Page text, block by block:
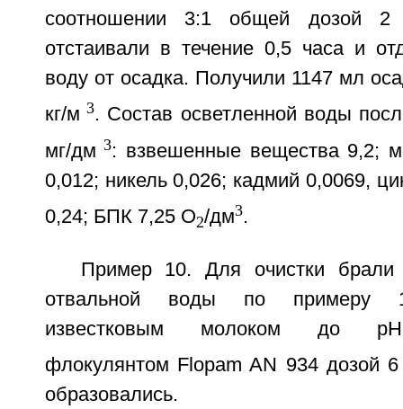
соотношении 3:1 общей дозой 2
отстаивали в течение 0,5 часа и
воду от осадка. Получили 1147 мл
кг/м 3. Состав осветленной воды
мг/дм 3: взвешенные вещества 9,2;
0,012; никель 0,026; кадмий 0,0069,
0,24; БПК 7,25 О2/дм3.
Пример 10. Для очистки
отвальной воды по примеру 1,
известковым молоком до
флокулянтом Flopam AN 934 дозой
образовались.